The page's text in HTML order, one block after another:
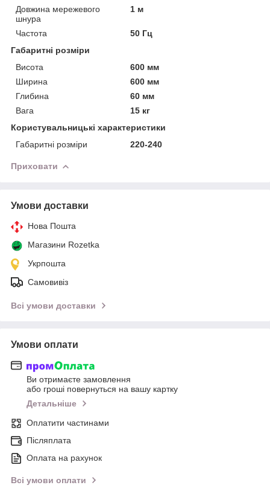
Довжина мережевого
шнура
1 м
Частота
50 Гц
Габаритні розміри
Висота
600 мм
Ширина
600 мм
Глибина
60 мм
Вага
15 кг
Користувальницькі характеристики
Габаритні розміри
220-240
Приховати
Умови доставки
Нова Пошта
Магазини Rozetka
Укрпошта
Самовивіз
Всі умови доставки
Умови оплати
Ви отримаєте замовлення
або гроші повернуться на вашу картку
Детальніше
Оплатити частинами
Післяплата
Оплата на рахунок
Всі умови оплати